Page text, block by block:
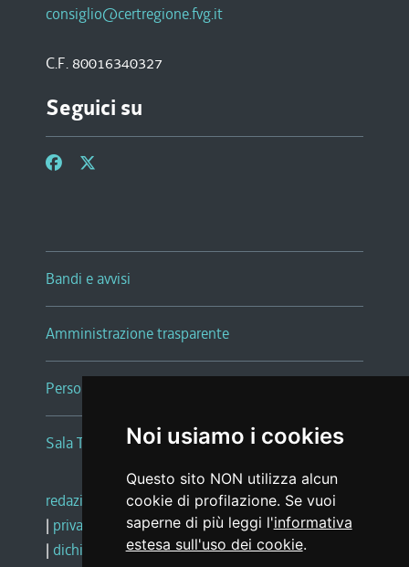
Noi usiamo i cookies
Questo sito NON utilizza alcun
cookie di profilazione. Se vuoi
saperne di più leggi l'informativa
estesa sull'uso dei cookie.
consiglio@certregione.fvg.it
C.F. 80016340327
Seguici su
Bandi e avvisi
Amministrazione trasparente
Persone e Uffici
Sala Tiziano Tessitori
redazione web |note legali |glossario
| privacy
social media policy
| dichiarazione di accessibilità |feedback